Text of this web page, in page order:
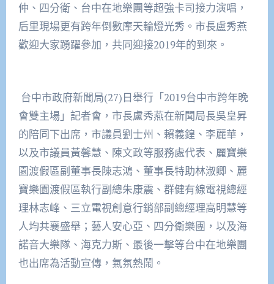
仲、四分衛、台中在地樂團等超強卡司接力演唱，
后里現場更有跨年倒數摩天輪燈光秀。市長盧秀燕
歡迎大家踴躍參加，共同迎接2019年的到來。
台中市政府新聞局(27)日舉行「2019台中市跨年晚
會雙主場」記者會，市長盧秀燕在新聞局長吳皇昇
的陪同下出席，市議員劉士州、賴義鍠、李麗華，
以及市議員黃馨慧、陳文政等服務處代表、麗寶樂
園渡假區副董事長陳志鴻、董事長特助林淑卿、麗
寶樂園渡假區執行副總朱康震、群健有線電視總經
理林志峰、三立電視創意行銷部副總經理高明慧等
人均共襄盛舉；藝人安心亞、四分衛樂團，以及海
諾音大樂隊、海克力斯、最後一擊等台中在地樂團
也出席為活動宣傳，氣氛熱鬧。